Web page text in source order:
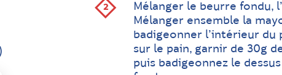
Mélanger le beurre fondu,
Mélanger ensemble la
badigeonner l’intérieur
sur le pain, garnir de 30g
puis badigeonnez le